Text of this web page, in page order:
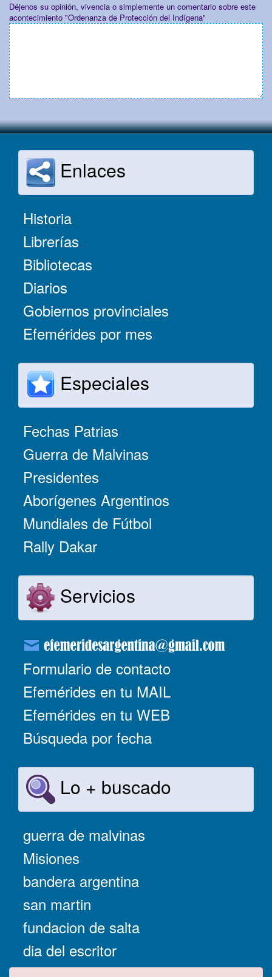
Déjenos su opinión, vivencia o simplemente un comentario sobre este
acontecimiento "Ordenanza de Protección del Indígena"
Enlaces
Historia
Librerías
Bibliotecas
Diarios
Gobiernos provinciales
Efemérides por mes
Especiales
Fechas Patrias
Guerra de Malvinas
Presidentes
Aborígenes Argentinos
Mundiales de Fútbol
Rally Dakar
Servicios
Formulario de contacto
Efemérides en tu MAIL
Efemérides en tu WEB
Búsqueda por fecha
Lo + buscado
guerra de malvinas
Misiones
bandera argentina
san martin
fundacion de salta
dia del escritor